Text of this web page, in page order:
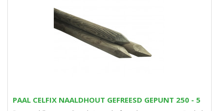
PAAL CELFIX NAALDHOUT GEFREESD GEPUNT 250 - 5